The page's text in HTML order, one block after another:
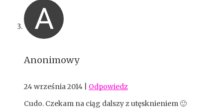
A
Anonimowy
24 września 2014
Odpowiedz
Cudo. Czekam na ciąg dalszy z utęsknieniem 🙂